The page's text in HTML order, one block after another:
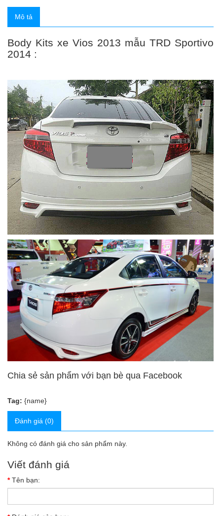
Mô tả
Body Kits xe Vios 2013 mẫu TRD Sportivo
2014 :
Chia sẻ sản phẩm với bạn bè qua Facebook
Tag: {name}
Đánh giá (0)
Không có đánh giá cho sản phẩm này.
Viết đánh giá
Tên bạn: